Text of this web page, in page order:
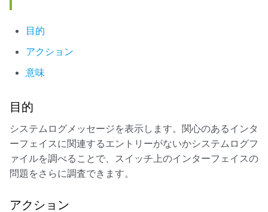
目的
アクション
意味
目的
システムログメッセージを表示します。関心のあるインタ
ーフェイスに関連するエントリーがないかシステムログフ
ァイルを調べることで、スイッチ上のインターフェイスの
問題をさらに調査できます。
アクション